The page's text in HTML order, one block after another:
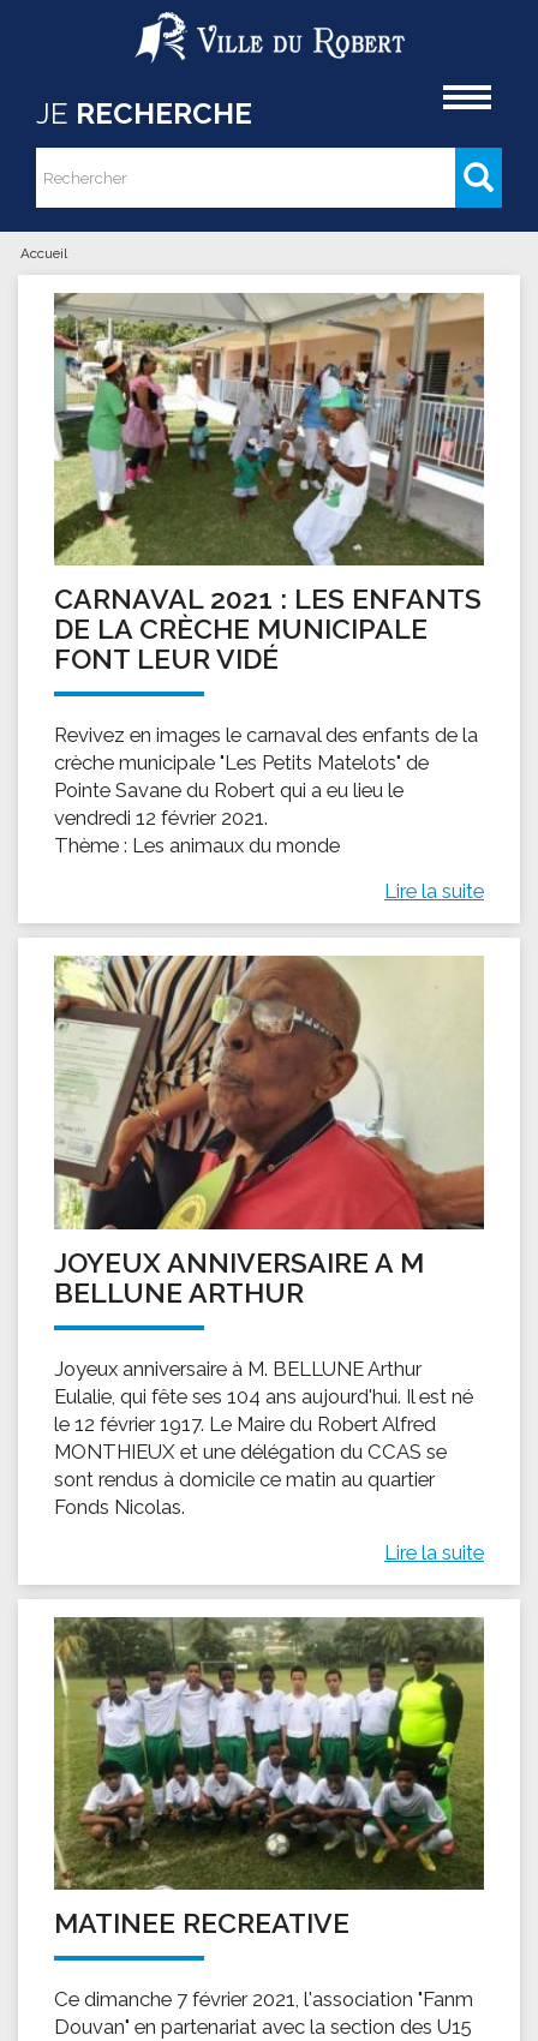
Aller au contenu principal
JE RECHERCHE
Formulaire de recherche
Rechercher
Vous êtes ici
Accueil
CARNAVAL 2021 : LES ENFANTS
DE LA CRÈCHE MUNICIPALE
FONT LEUR VIDÉ
Revivez en images le carnaval des enfants de la
crèche municipale "Les Petits Matelots" de
Pointe Savane du Robert qui a eu lieu le
vendredi 12 février 2021.
Thème : Les animaux du monde
Lire la suite
JOYEUX ANNIVERSAIRE A M
BELLUNE ARTHUR
Joyeux anniversaire à M. BELLUNE Arthur
Eulalie, qui fête ses 104 ans aujourd'hui. Il est né
le 12 février 1917. Le Maire du Robert Alfred
MONTHIEUX et une délégation du CCAS se
sont rendus à domicile ce matin au quartier
Fonds Nicolas.
Lire la suite
MATINEE RECREATIVE
Ce dimanche 7 février 2021, l'association "Fanm
Douvan" en partenariat avec la section des U15